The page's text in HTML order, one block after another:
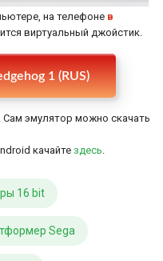
на телефоне в
виртуальный джойстик.
1 (RUS)
Сам эмулятор можно скачать
качайте здесь.
16 bit
Sega